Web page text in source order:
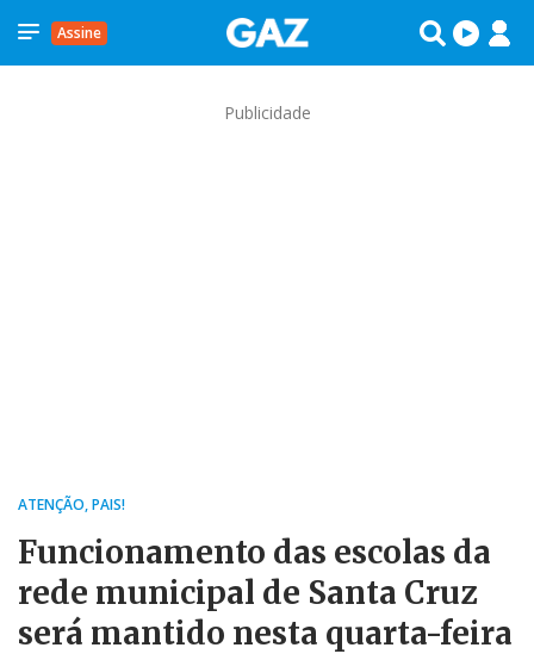
Assine
Publicidade
ATENÇÃO, PAIS!
Funcionamento das escolas da
rede municipal de Santa Cruz
será mantido nesta quarta-feira